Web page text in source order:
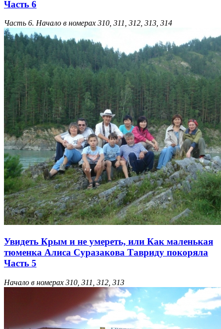
Часть 6
Часть 6. Начало в номерах 310, 311, 312, 313, 314
Увидеть Крым и не умереть, или Как маленькая
тюменка Алиса Суразакова Тавриду покоряла
Часть 5
Начало в номерах 310, 311, 312, 313